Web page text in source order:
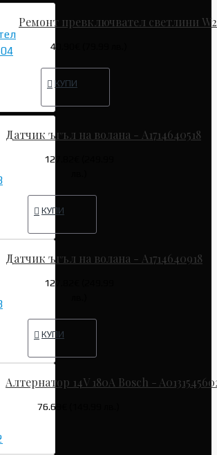
Ремонт превключвател светлини
40.90€ (79.99 лв.)
КУПИ
Датчик ъгъл на волана - A1714640518
127.82€ (249.99
КУПИ
Датчик ъгъл на волана - A1714640918
127.82€ (249.99
КУПИ
Алтернатор 14V 180A Bosch -
76.69€ (149.99 лв.)